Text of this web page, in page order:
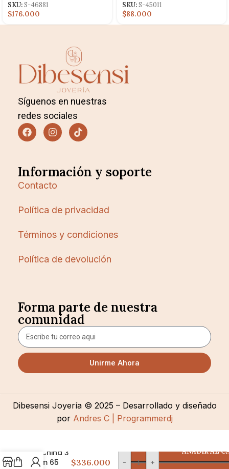
SKU:S-46881
$176.000
SKU:S-45011
$88.000
Síguenos en nuestras
redes sociales
Información y soporte
Contacto
Política de privacidad
Términos y condiciones
Política de devolución
Forma parte de nuestra
comunidad
Unirme Ahora
Dibesensi Joyería © 2025 – Desarrollado y diseñado
porAndres C | Programmerdj
C China 3
mm 65
$336.000 - +
AÑADIR AL